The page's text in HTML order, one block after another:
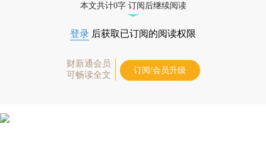
本文共计0字 订阅后继续阅读
登录 后获取已订阅的阅读权限
财新通会员
可畅读全文
订阅/会员升级